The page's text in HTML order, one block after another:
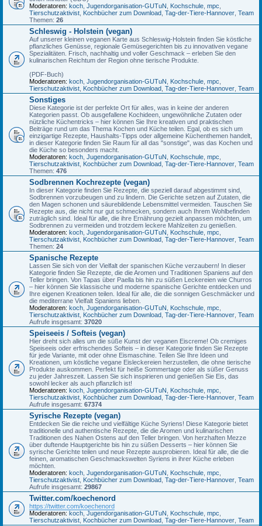
Moderatoren: koch Jugendorganisation-GUTuN Kochschule mpc
Tierschutzaktivist Kochbücher zum Download Tag-der-Tiere-Hannover Team
Themen: 26
Schleswig - Holstein (vegan)
Auf unserer kleinen veganen Karte aus Schleswig-Holstein finden Sie köstliche
pflanzliches Genüsse, regionale Gemüsegerichten bis zu innovativen vegane
Spezialitäten. Frisch, nachhaltig und voller Geschmack – erleben Sie den
kulinarischen Reichtum der Region ohne tierische Produkte.
(PDF-Buch)
Moderatoren: koch Jugendorganisation-GUTuN Kochschule mpc
Tierschutzaktivist Kochbücher zum Download Tag-der-Tiere-Hannover Team
Sonstiges
Diese Kategorie ist der perfekte Ort für alles, was in keine der anderen
Kategorien passt. Ob ausgefallene Kochideen, ungewöhnliche Zutaten oder
nützliche Küchentricks – hier können Sie Ihre kreativen und praktischen
Beiträge rund um das Thema Kochen und Küche teilen. Egal, ob es sich um
einzigartige Rezepte, Haushalts-Tipps oder allgemeine Küchenthemen handelt,
in dieser Kategorie finden Sie Raum für all das "sonstige", was das Kochen und
die Küche so besonders macht.
Moderatoren: koch Jugendorganisation-GUTuN Kochschule mpc
Tierschutzaktivist Kochbücher zum Download Tag-der-Tiere-Hannover Team
Themen: 476
Sodbrennen Kochrezepte (vegan)
In dieser Kategorie finden Sie Rezepte, die speziell darauf abgestimmt sind,
Sodbrennen vorzubeugen und zu lindern. Die Gerichte setzen auf Zutaten, die
den Magen schonen und säurebildende Lebensmittel vermeiden. Tauschen Sie
Rezepte aus, die nicht nur gut schmecken, sondern auch Ihrem Wohlbefinden
zuträglich sind. Ideal für alle, die ihre Ernährung gezielt anpassen möchten, um
Sodbrennen zu vermeiden und trotzdem leckere Mahlzeiten zu genießen.
Moderatoren: koch Jugendorganisation-GUTuN Kochschule mpc
Tierschutzaktivist Kochbücher zum Download Tag-der-Tiere-Hannover Team
Themen: 24
Spanische Rezepte
Lassen Sie sich von der Vielfalt der spanischen Küche verzaubern! In dieser
Kategorie finden Sie Rezepte, die die Aromen und Traditionen Spaniens auf den
Teller bringen. Von Tapas über Paella bis hin zu süßen Leckereien wie Churros
– hier können Sie klassische und moderne spanische Gerichte entdecken und
Ihre eigenen Kreationen teilen. Ideal für alle, die die sonnigen Geschmäcker und
die mediterrane Vielfalt Spaniens lieben.
Moderatoren: koch Jugendorganisation-GUTuN Kochschule mpc
Tierschutzaktivist Kochbücher zum Download Tag-der-Tiere-Hannover Team
Aufrufe insgesamt: 37020
Speiseeis / Softeis (vegan)
Hier dreht sich alles um die süße Kunst der veganen Eiscreme! Ob cremiges
Speiseeis oder erfrischendes Softeis – in dieser Kategorie finden Sie Rezepte
für jede Variante, mit oder ohne Eismaschine. Teilen Sie Ihre Ideen und
Kreationen, um köstliche vegane Eisleckereien herzustellen, die ohne tierische
Produkte auskommen. Perfekt für heiße Sommertage oder als süßer Genuss
zu jeder Jahreszeit. Lassen Sie sich inspirieren und genießen Sie Eis, das
sowohl lecker als auch pflanzlich ist!
Moderatoren: koch Jugendorganisation-GUTuN Kochschule mpc
Tierschutzaktivist Kochbücher zum Download Tag-der-Tiere-Hannover Team
Aufrufe insgesamt: 67374
Syrische Rezepte (vegan)
Entdecken Sie die reiche und vielfältige Küche Syriens! Diese Kategorie bietet
traditionelle und authentische Rezepte, die die Aromen und kulinarischen
Traditionen des Nahen Ostens auf den Teller bringen. Von herzhaften Mezze
über duftende Hauptgerichte bis hin zu süßen Desserts – hier können Sie
syrische Gerichte teilen und neue Rezepte ausprobieren. Ideal für alle, die die
feinen, aromatischen Geschmackswelten Syriens in ihrer Küche erleben
möchten.
Moderatoren: koch Jugendorganisation-GUTuN Kochschule mpc
Tierschutzaktivist Kochbücher zum Download Tag-der-Tiere-Hannover Team
Aufrufe insgesamt: 29867
Twitter.com/koechenord
https://twitter.com/koechenord
Moderatoren: koch Jugendorganisation-GUTuN Kochschule mpc
Tierschutzaktivist Kochbücher zum Download Tag-der-Tiere-Hannover Team